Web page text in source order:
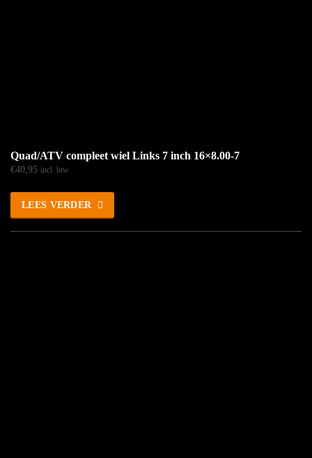
Quad/ATV compleet wiel Links 7 inch 16×8.00-7
€40,95 incl. btw
LEES VERDER